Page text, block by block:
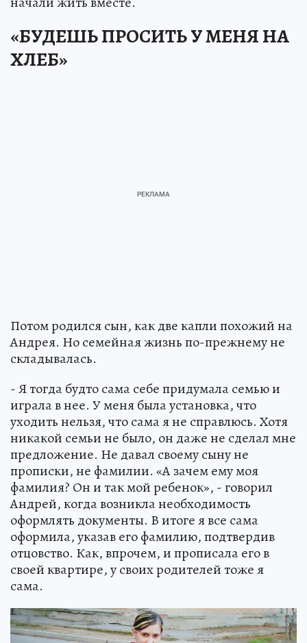
«БУДЕШЬ ПРОСИТЬ У МЕНЯ НА
ХЛЕБ»
Потом родился сын, как две капли похожий на
Андрея. Но семейная жизнь по-прежнему не
складывалась.
- Я тогда будто сама себе придумала семью и
играла в нее. У меня была установка, что
уходить нельзя, что сама я не справлюсь. Хотя
никакой семьи не было, он даже не сделал мне
предложение. Не давал своему сыну не
прописки, не фамилии. «А зачем ему моя
фамилия? Он и так мой ребенок», - говорил
Андрей, когда возникла необходимость
оформлять документы. В итоге я все сама
оформила, указав его фамилию, подтвердив
отцовство. Как, впрочем, и прописала его в
своей квартире, у своих родителей тоже я
сама.